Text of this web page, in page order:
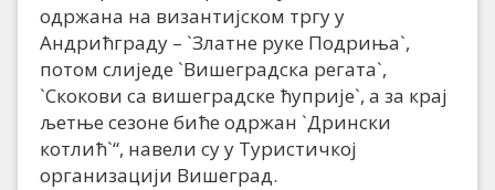
одржана на византијском тргу у
Андрићграду – `Златне руке Подриња`,
потом слиједе `Вишеградска регата`,
`Скокови са вишеградске ћуприје`, а за крај
љетње сезоне биће одржан `Дрински
котлић`“, навели су у Туристичкој
организацији Вишеград.